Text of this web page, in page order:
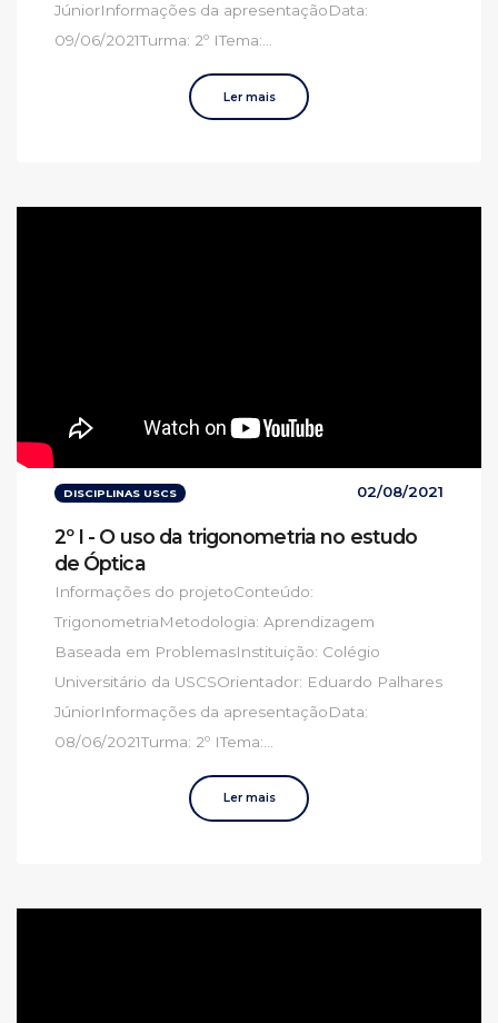
JúniorInformações da apresentaçãoData:
09/06/2021Turma: 2º ITema:...
Ler mais
DISCIPLINAS USCS 02/08/2021
2º I - O uso da trigonometria no estudo
de Óptica
Informações do projetoConteúdo:
TrigonometriaMetodologia: Aprendizagem
Baseada em ProblemasInstituição: Colégio
Universitário da USCSOrientador: Eduardo Palhares
JúniorInformações da apresentaçãoData:
08/06/2021Turma: 2º ITema:...
Ler mais